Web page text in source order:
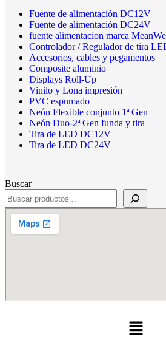
Fuente de alimentación DC12V
Fuente de alimentación DC24V
fuente alimentacion marca
Controlador / Regulador de tira
Accesorios, cables y pegamentos
Composite aluminio
Displays Roll-Up
Vinilo y Lona impresión
PVC espumado
Neón Flexible conjunto 1ª Gen
Neón Duo-2ª Gen funda y tira
Tira de LED DC12V
Tira de LED DC24V
Buscar
Menú